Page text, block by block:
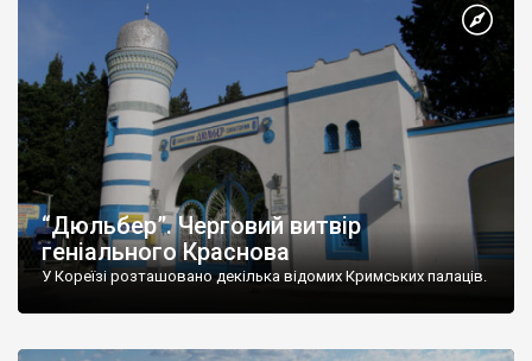
“Дюльбер”. Черговий витвір
геніального Краснова
У Кореїзі розташовано декілька відомих Кримських палаців.